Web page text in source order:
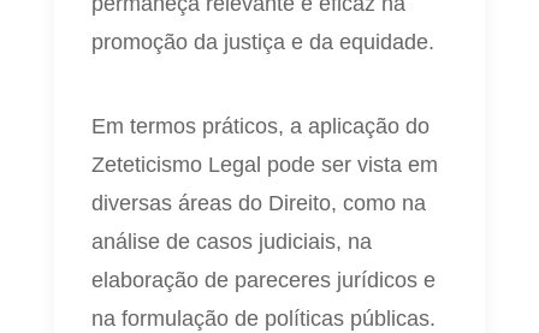
promoção da justiça e da equidade.
Em termos práticos, a aplicação do
Zeteticismo Legal pode ser vista em
diversas áreas do Direito, como na
análise de casos judiciais, na
elaboração de pareceres jurídicos e
na formulação de políticas públicas.